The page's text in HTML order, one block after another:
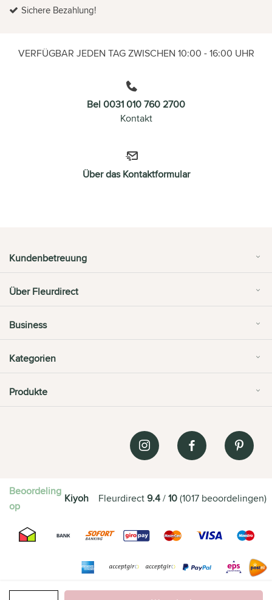
Sichere Bezahlung!
VERFÜGBAR JEDEN TAG ZWISCHEN 10:00 - 16:00 UHR
Bel 0031 010 760 2700
Kontakt
Über das Kontaktformular
Kundenbetreuung
Über Fleurdirect
Business
Kategorien
Produkte
Beoordeling
op
Kiyoh Fleurdirect9.4/10(1017 beoordelingen)